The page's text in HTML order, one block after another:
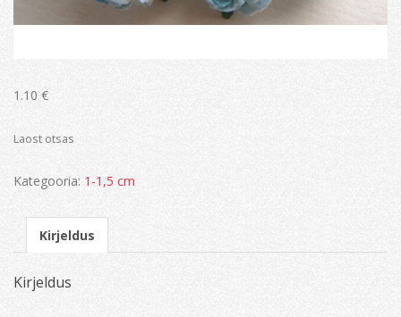
1.10 €
Laost otsas
Kategooria: 1-1,5 cm
Kirjeldus
Kirjeldus